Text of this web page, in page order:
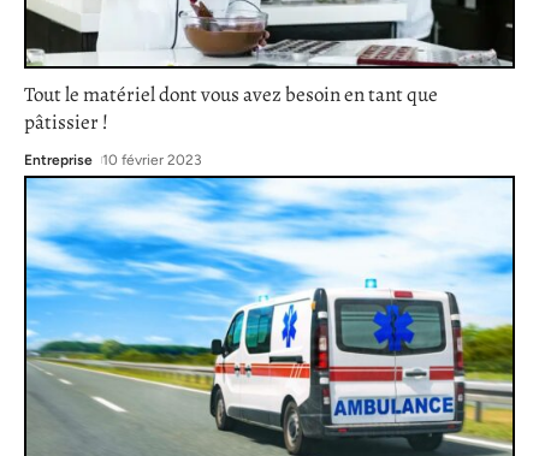
Tout le matériel dont vous avez besoin en tant que
pâtissier !
Entreprise 10 février 2023